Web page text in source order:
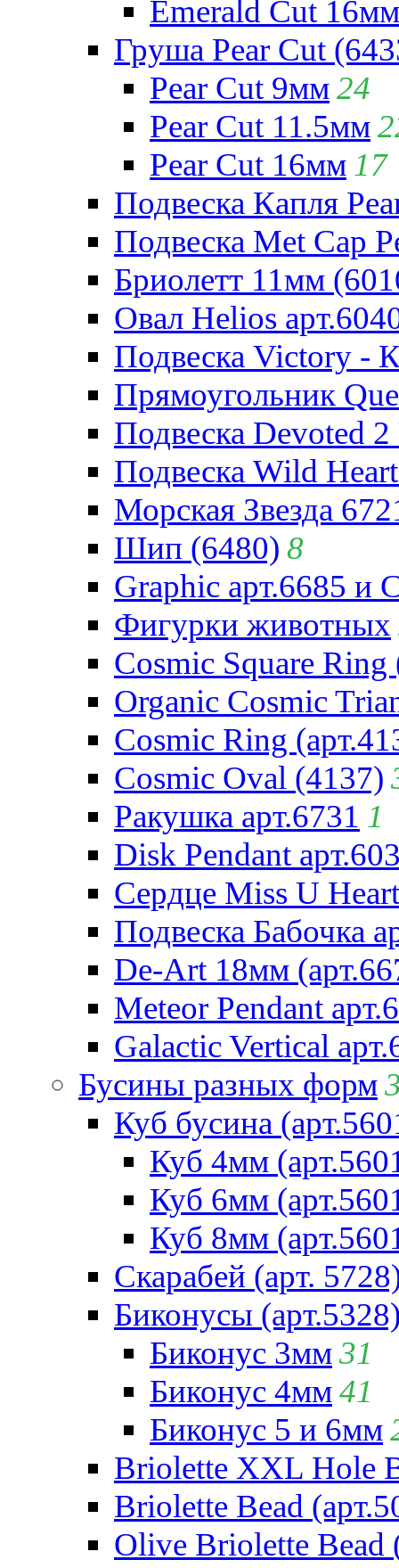
Emerald Cut 16мм
Груша Pear Cut
Pear Cut 9мм24
Pear Cut 11.5мм
Pear Cut 16мм 17
Подвеска Капля
Подвеска Met Cap
Бриолетт 11мм
Овал Helios
Подвеска Victory -
Прямоугольник
Подвеска Devoted
Подвеска Wild
Морская Звезда
Шип (6480) 8
Graphic арт.6685 и
Фигурки животных
Cosmic Square Ring
Organic Cosmic
Cosmic Ring
Cosmic Oval (4137)
Ракушка арт.6731 1
Disk Pendant
Сердце Miss U
Подвеска Бабочка
De-Art 18мм
Meteor Pendant
Galactic Vertical
Бусины разных форм
Куб бусина
Куб 4мм
Куб 6мм
Куб 8мм
Скарабей (арт.
Биконусы
Биконус 3мм31
Биконус 4мм41
Биконус 5 и 6мм
Briolette XXL Hole
Briolette Bead
Olive Briolette Bead